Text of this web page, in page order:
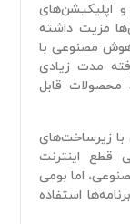
اپلیکیشن‌های
مزیت داشته
هوش مصنوعی با
مدت زیادی
محصولات قابل
با زیرساخت‌های
قطع اینترنت
اما بومی
استفاده